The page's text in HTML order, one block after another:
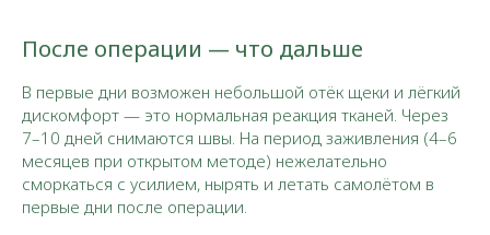
После операции — что дальше
В первые дни возможен небольшой отёк щеки и лёгкий
дискомфорт — это нормальная реакция тканей. Через
7–10 дней снимаются швы. На период заживления (4–6
месяцев при открытом методе) нежелательно
сморкаться с усилием, нырять и летать самолётом в
первые дни после операции.​